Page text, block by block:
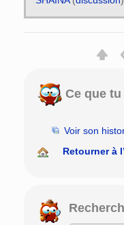
Ce que
Voir son
Retourner à